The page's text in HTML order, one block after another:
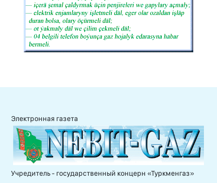
Электронная газета
Учредитель - государственный концерн «Туркменгаз»